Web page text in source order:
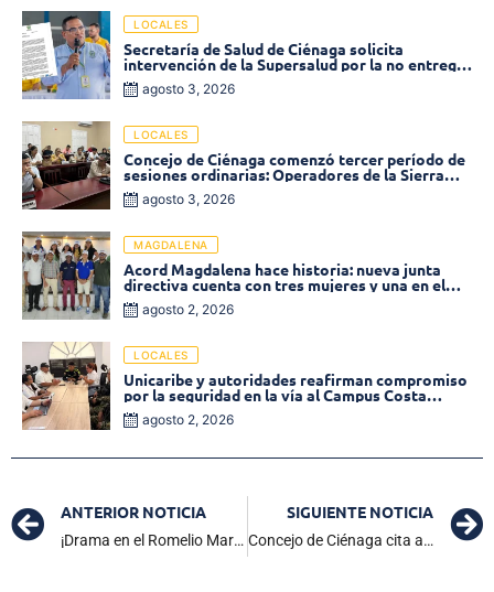
LOCALES
Secretaría de Salud de Ciénaga solicita
intervención de la Supersalud por la no entrega
de medicamentos en las EPS
agosto 3, 2026
LOCALES
Concejo de Ciénaga comenzó tercer período de
sesiones ordinarias: Operadores de la Sierra
tema central de la plenaria
agosto 3, 2026
MAGDALENA
Acord Magdalena hace historia: nueva junta
directiva cuenta con tres mujeres y una en el
Órgano de Control
agosto 2, 2026
LOCALES
Unicaribe y autoridades reafirman compromiso
por la seguridad en la vía al Campus Costa
Verdeagosto 2, 2026
ANTERIOR NOTICIA
¡Drama en el Romelio Martínez! Junior clasifica a semifinales de la Liga BetPlay tras vencer a Once Caldas 3-2
SIGUIENTE NOTICIA
Concejo de Ciénaga cita a Secretario de Hacienda: Catastro Multipropósito en la lupa de la corporación